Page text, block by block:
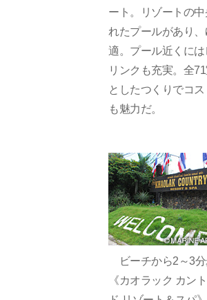
ート。リゾートの
れたプールがあり
適。プール近くに
リンクも充実。全
としたつくりでコ
も魅力だ。
ビーチから2～3分
《カオラック カン